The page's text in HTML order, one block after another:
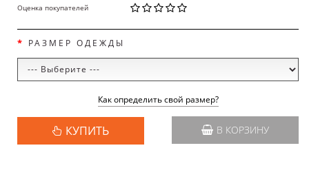
Оценка покупателей
РАЗМЕР ОДЕЖДЫ
Как определить свой размер?
КУПИТЬ В КОРЗИНУ